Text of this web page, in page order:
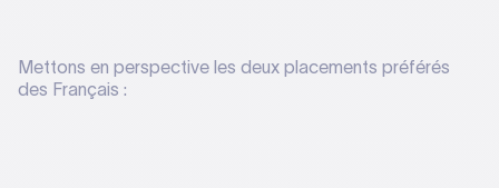
Mettons en perspective les deux placements préférés
des Français :